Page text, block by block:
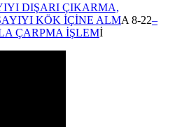
DIŞARI ÇIKARMA,
KÖK İÇİNE ALMA 8-22–
ÇARPMA İŞLEMİ